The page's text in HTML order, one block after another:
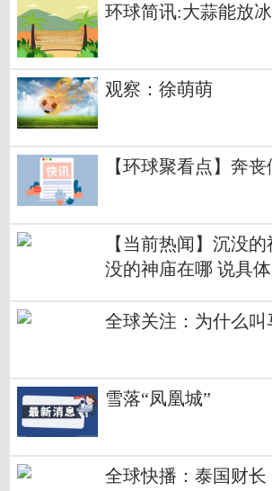
环球简讯:大蒜能放
观察：徐萌萌
【环球聚看点】奔
【当前热闻】沉没
没的神庙在哪 说具
全球关注：为什么叫
雪落“凤凰城”
全球快播：泰国财长